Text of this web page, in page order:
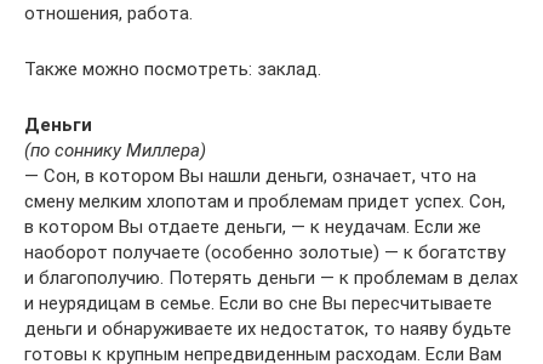
отношения, работа.
Также можно посмотреть: заклад.
Деньги
(по соннику Миллера)
— Сон, в котором Вы нашли деньги, означает, что на
смену мелким хлопотам и проблемам придет успех. Сон,
в котором Вы отдаете деньги, — к неудачам. Если же
наоборот получаете (особенно золотые) — к богатству
и благополучию. Потерять деньги — к проблемам в делах
и неурядицам в семье. Если во сне Вы пересчитываете
деньги и обнаруживаете их недостаток, то наяву будьте
готовы к крупным непредвиденным расходам. Если Вам